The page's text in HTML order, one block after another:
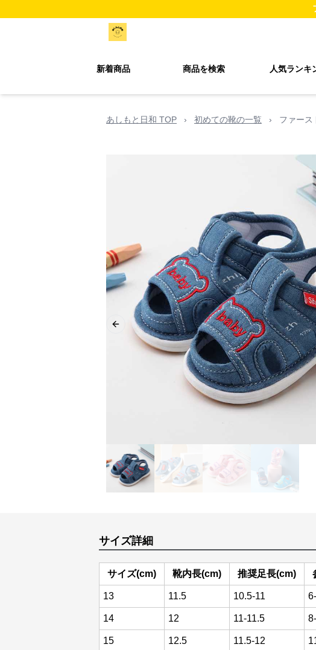
新着商品 商品を検索 人気ランキ
あしもと日和 TOP › 初めての靴の一覧 › ファース
Previous slide
サイズ詳細
サイズ(cm) 靴内長(cm) 推奨足長(cm)
13 11.5 10.5-11
14 12 11-11.5
15 12.5 11.5-12